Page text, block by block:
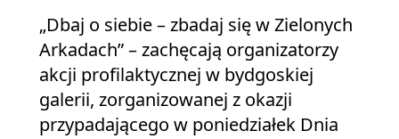
„Dbaj o siebie – zbadaj się w Zielonych
Arkadach” – zachęcają organizatorzy
akcji profilaktycznej w bydgoskiej
galerii, zorganizowanej z okazji
przypadającego w poniedziałek Dnia